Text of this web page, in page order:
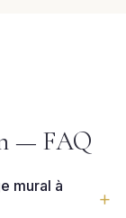
— FAQ
mural à